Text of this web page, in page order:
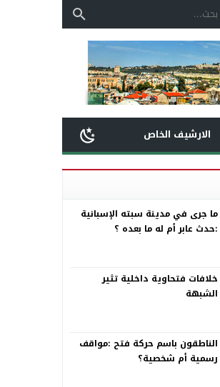
الارشيف الخاص
ما جرى في مدينة سبته الإسبانية
:حدث عابر أم له ما بعده ؟
خلافات فتحاوية داخلية تثير
الشبهة
الناطقون باسم حركة فتح :مواقف
رسمية أم شخصية؟